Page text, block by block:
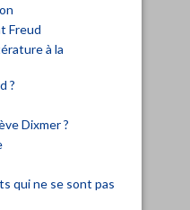
Freud
à la
?
Dixmer ?
qui ne se sont pas